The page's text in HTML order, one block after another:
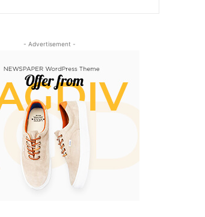
- Advertisement -